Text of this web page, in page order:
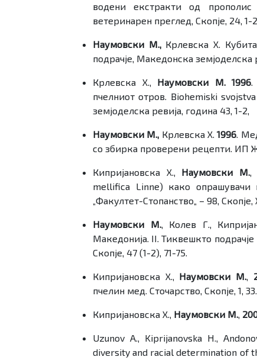
водени екстракти од
ветеринарен преглед, Скопје, 24, 1-
Наумовски М., Крлевска Х.
подрачје, Македонска земјоделска
Крлевска Х., Наумовски М. 1996.
пчелниот отров. Biohemiski
земјоделска ревија, година 43, 1-2,
Наумовски М., Крлевска Х.1996.
со збирка проверени рецепти. ИП
Кипријановска Х., Наумовски М.,
mellifica Linne) како
„Факултет-Стопанство„ – 98, Скопје,
Наумовски М., Колев Г.,
Македонија. II. Тиквешкто
Скопје, 47 (1-2), 71-75.
Кипријановска Х., Наумовски М.,
пчелин мед. Сточарство, Скопје, 1, 33.
Кипријановска Х., Наумовски М.,
Uzunov A., Kiprijanovska H.,
diversity and racial determination of